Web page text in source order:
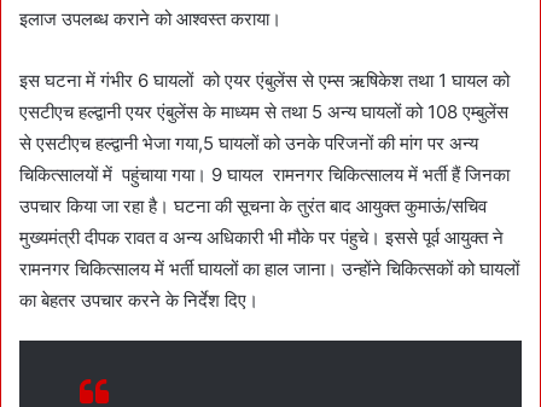
इलाज उपलब्ध कराने को आश्वस्त कराया।
इस घटना में गंभीर 6 घायलों को एयर एंबुलेंस से एम्स ऋषिकेश तथा 1 घायल को
एसटीएच हल्द्वानी एयर एंबुलेंस के माध्यम से तथा 5 अन्य घायलों को 108 एम्बुलेंस
से एसटीएच हल्द्वानी भेजा गया,5 घायलों को उनके परिजनों की मांग पर अन्य
चिकित्सालयों में पहुंचाया गया। 9 घायल रामनगर चिकित्सालय में भर्ती हैं जिनका
उपचार किया जा रहा है। घटना की सूचना के तुरंत बाद आयुक्त कुमाऊं/सचिव
मुख्यमंत्री दीपक रावत व अन्य अधिकारी भी मौके पर पंहुचे। इससे पूर्व आयुक्त ने
रामनगर चिकित्सालय में भर्ती घायलों का हाल जाना। उन्होंने चिकित्सकों को घायलों
का बेहतर उपचार करने के निर्देश दिए।